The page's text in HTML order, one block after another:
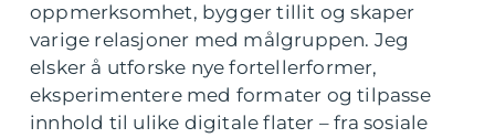
oppmerksomhet, bygger tillit og skaper
varige relasjoner med målgruppen. Jeg
elsker å utforske nye fortellerformer,
eksperimentere med formater og tilpasse
innhold til ulike digitale flater – fra sosiale